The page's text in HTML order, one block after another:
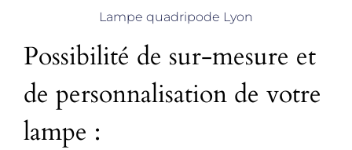
Lampe quadripode Lyon
Possibilité de sur-mesure et
de personnalisation de votre
lampe :